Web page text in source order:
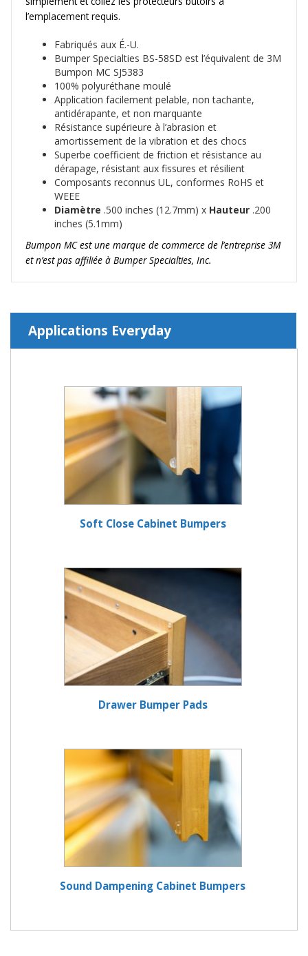
l’emplacement requis.
Fabriqués aux É.-U.
Bumper Specialties BS-58SD est l’équivalent de 3M
Bumpon MC SJ5383
100% polyuréthane moulé
Application facilement pelable, non tachante,
antidérapante, et non marquante
Résistance supérieure à l’abrasion et
amortissement de la vibration et des chocs
Superbe coefficient de friction et résistance au
dérapage, résistant aux fissures et résilient
Composants reconnus UL, conformes RoHS et
WEEE
Diamètre .500 inches (12.7mm) x Hauteur .200
inches (5.1mm)
Bumpon MC est une marque de commerce de l’entreprise 3M
et n’est pas affiliée à Bumper Specialties, Inc.
Applications Everyday
Soft Close Cabinet Bumpers
Drawer Bumper Pads
Sound Dampening Cabinet Bumpers